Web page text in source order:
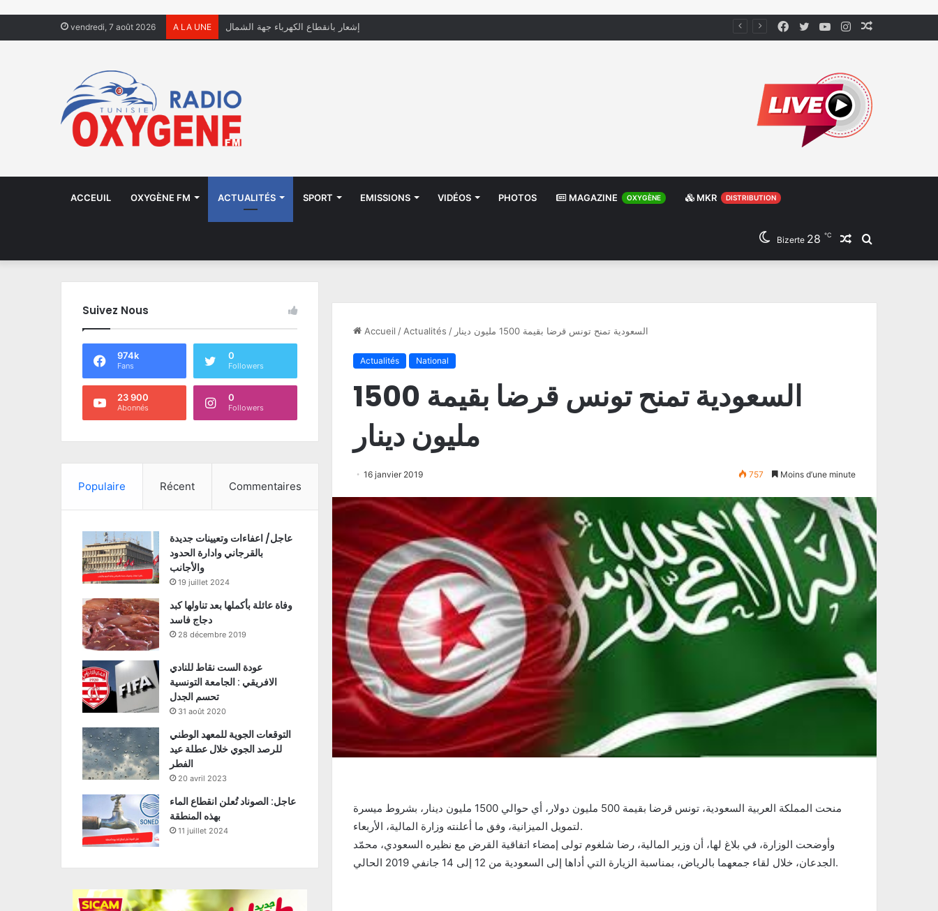
vendredi, 7 août 2026 A LA UNE منظّمة تدعو السلطات إلى التدخل بعد تداول صور أطفال يعيشون في الشوارع Instagram
YouTube
Twitter
Facebook
ACCEUIL OXYGÈNE FM ACTUALITÉS SPORT EMISSIONS VIDÉOS PHOTOS MAGAZINE OXYGÈNE MKR DISTRIBUTION
Rechercher
Article
Bizerte 28 ℃
Accueil / Actualités / السعودية تمنح تونس قرضا بقيمة 1500 مليون دينار
Actualités National
السعودية تمنح تونس قرضا بقيمة 1500
مليون دينار
16 janvier 2019 757 Moins d’une minute
منحت المملكة العربية السعودية، تونس قرضا بقيمة 500 مليون دولار، أي حوالي 1500 مليون دينار، بشروط ميسرة
لتمويل الميزانية، وفق ما أعلنته وزارة المالية، الأربعاء.
وأوضحت الوزارة، في بلاغ لها، أن وزير المالية، رضا شلغوم تولى إمضاء اتفاقية القرض مع نظيره السعودي، محمّد
الجدعان، خلال لقاء جمعهما بالرياض، بمناسبة الزيارة التي أداها إلى السعودية من 12 إلى 14 جانفي 2019 الحالي.
Suivez Nous
974k
Fans
0
Followers
23 900
Abonnés
0
Followers
Populaire Récent Commentaires
عاجل/ اعفاءات وتعيينات جديدة
بالقرجاني وادارة الحدود
والأجانب
19 juillet 2024
وفاة عائلة بأكملها بعد تناولها كبد
دجاج فاسد
28 décembre 2019
عودة الست نقاط للنادي
الافريقي : الجامعة التونسية
تحسم الجدل
31 août 2020
التوقعات الجوية للمعهد الوطني
للرصد الجوي خلال عطلة عيد
الفطر
20 avril 2023
عاجل: الصوناد تُعلن انقطاع الماء
بهذه المنطقة
11 juillet 2024